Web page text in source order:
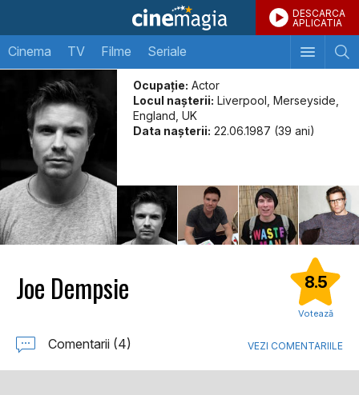
DESCARCA
APLICATIA
Cinema TV Filme Seriale
Ocupație: Actor
Locul naşterii: Liverpool, Merseyside,
England, UK
Data naşterii: 22.06.1987 (39 ani)
Joe Dempsie 8.5
Votează
Comentarii (4) VEZI COMENTARIILE